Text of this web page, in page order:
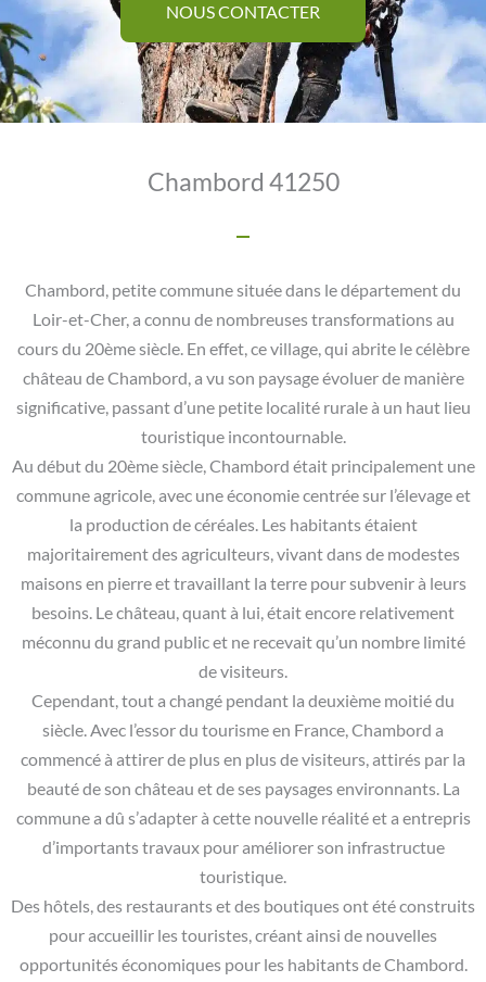
NOUS CONTACTER
Chambord 41250
Chambord, petite commune située dans le département du
Loir-et-Cher, a connu de nombreuses transformations au
cours du 20ème siècle. En effet, ce village, qui abrite le célèbre
château de Chambord, a vu son paysage évoluer de manière
significative, passant d’une petite localité rurale à un haut lieu
touristique incontournable.
Au début du 20ème siècle, Chambord était principalement une
commune agricole, avec une économie centrée sur l’élevage et
la production de céréales. Les habitants étaient
majoritairement des agriculteurs, vivant dans de modestes
maisons en pierre et travaillant la terre pour subvenir à leurs
besoins. Le château, quant à lui, était encore relativement
méconnu du grand public et ne recevait qu’un nombre limité
de visiteurs.
Cependant, tout a changé pendant la deuxième moitié du
siècle. Avec l’essor du tourisme en France, Chambord a
commencé à attirer de plus en plus de visiteurs, attirés par la
beauté de son château et de ses paysages environnants. La
commune a dû s’adapter à cette nouvelle réalité et a entrepris
d’importants travaux pour améliorer son infrastructue
touristique.
Des hôtels, des restaurants et des boutiques ont été construits
pour accueillir les touristes, créant ainsi de nouvelles
opportunités économiques pour les habitants de Chambord.